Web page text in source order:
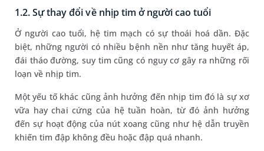
1.2. Sự thay đổi về nhịp tim ở người cao tuổi
Ở người cao tuổi, hệ tim mạch có sự thoái hoá dần. Đặc
biệt, những người có nhiều bệnh nền như tăng huyết áp,
đái tháo đường, suy tim cũng có nguy cơ gây ra những rối
loạn về nhịp tim.
Một yếu tố khác cũng ảnh hưởng đến nhịp tim đó là sự xơ
vữa hay chai cứng của hệ tuần hoàn, từ đó ảnh hưởng
đến sự hoạt động của nút xoang cũng như hệ dẫn truyền
khiến tim đập không đều hoặc đập quá nhanh.